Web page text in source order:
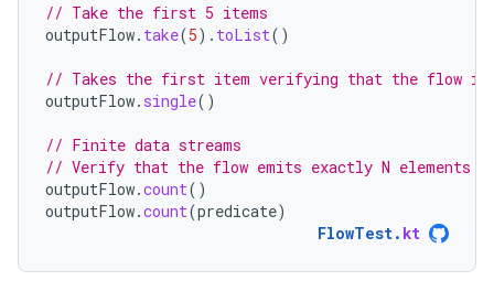
// Take the first 5 items
outputFlow. take(5). toList()
// Takes the first item verifying that the flow is
outputFlow. single()
// Finite data streams
// Verify that the flow emits exactly N elements
outputFlow.count()
outputFlow.count(predicate)
FlowTest. kt